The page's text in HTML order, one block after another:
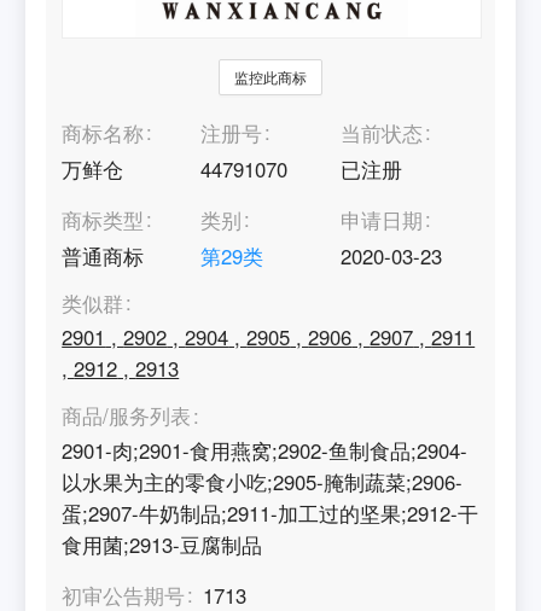
监控此商标
商标名称
万鲜仓
注册号
44791070
当前状态
已注册
商标类型
普通商标
类别
第29类
申请日期
2020-03-23
类似群
2901 ,2902 ,2904 ,2905 ,2906 ,2907 ,2911
,2912 ,2913
商品/服务列表
2901-肉;2901-食用燕窝;2902-鱼制食品;2904-
以水果为主的零食小吃;2905-腌制蔬菜;2906-
蛋;2907-牛奶制品;2911-加工过的坚果;2912-干
食用菌;2913-豆腐制品
初审公告期号
1713